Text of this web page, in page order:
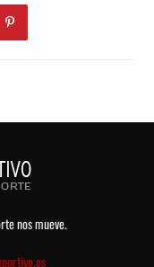
nos mueve.